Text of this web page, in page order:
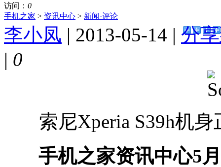
访问： 0
手机之家 > 资讯中心 > 新闻·评论
李小凤 | 2013-05-14 | 分
| 0
索尼Xperia S39h机
手机之家资讯中心5月